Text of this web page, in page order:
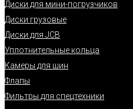
Диски для мини-погрузчиков
Диски грузовые
Диски для JCB
Уплотнительные кольца
Камеры для шин
Флапы
Фильтры для спецтехники